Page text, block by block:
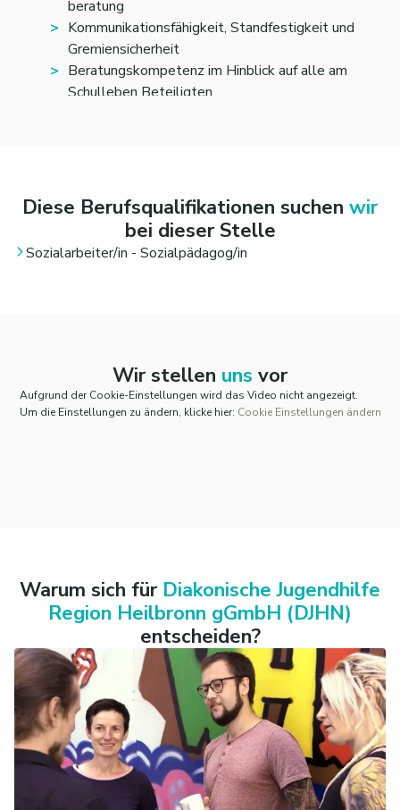
beratung
Kommunikationsfähigkeit, Standfestigkeit und
Gremiensicherheit
Beratungskompetenz im Hinblick auf alle am
Schulleben Beteiligten
Diese Berufsqualifikationen suchen wir
bei dieser Stelle
Sozialarbeiter/in - Sozialpädagog/in
Wir stellen uns vor
Aufgrund der Cookie-Einstellungen wird das Video nicht angezeigt.
Um die Einstellungen zu ändern, klicke hier: Cookie Einstellungen ändern
Warum sich für Diakonische Jugendhilfe
Region Heilbronn gGmbH (DJHN)
entscheiden?